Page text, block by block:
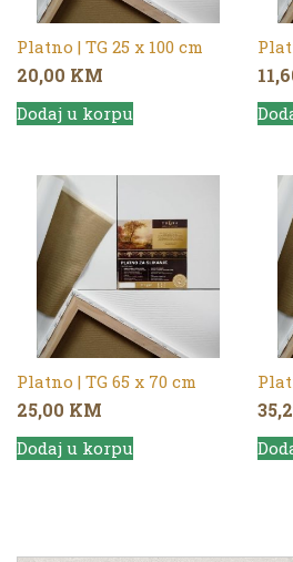
Platno | TG 25 x 100 cm
20,00 KM
Dodaj u korpu
Platno | TG 65 x 70 cm
25,00 KM
Dodaj u korpu